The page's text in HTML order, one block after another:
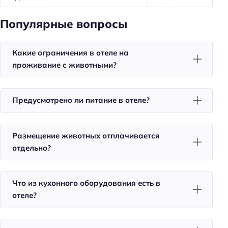
Оснащение ванной комнаты: гель для душа
Оснащение ванной комнаты: шампунь
Тапочки
Халат
Красивый вид из окна
Холодильник
Уборка
Санузел в номере
Красота и здоровье
Баня
Популярные вопросы
Какие ограничения в отеле на
проживание с животными?
Предусмотрено ли питание в отеле?
Размещение животных отплачивается
отдельно?
Что из кухонного оборудования есть в
отеле?